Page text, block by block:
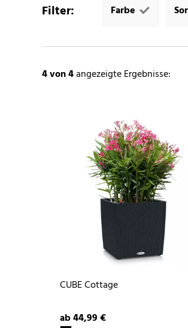
Filter: Farbe
4von 4angezeigte Ergebnisse:
CUBE Cottage
ab 44,99 €